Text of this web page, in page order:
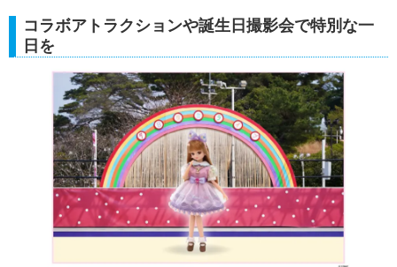
コラボアトラクションや誕生日撮影会で特別な一
日を